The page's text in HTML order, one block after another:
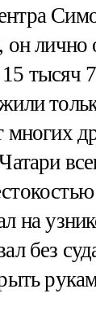
он лично
тысяч
многих
на
без
рыть